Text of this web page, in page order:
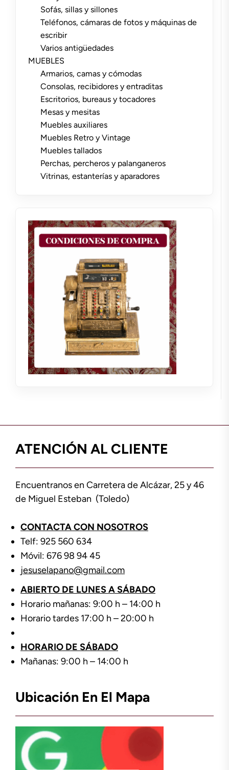
Sofás, sillas y sillones
Teléfonos, cámaras de fotos y máquinas de
escribir
Varios antigüedades
MUEBLES
Armarios, camas y cómodas
Consolas, recibidores y entraditas
Escritorios, bureaus y tocadores
Mesas y mesitas
Muebles auxiliares
Muebles Retro y Vintage
Muebles tallados
Perchas, percheros y palanganeros
Vitrinas, estanterías y aparadores
ATENCIÓN AL CLIENTE
Encuentranos en Carretera de Alcázar, 25 y 46
de Miguel Esteban (Toledo)
CONTACTA CON NOSOTROS
Telf: 925 560 634
Móvil: 676 98 94 45
jesuselapano@gmail.com
ABIERTO DE LUNES A SÁBADO
Horario mañanas: 9:00 h – 14:00 h
Horario tardes 17:00 h – 20:00 h
HORARIO DE SÁBADO
Mañanas: 9:00 h – 14:00 h
Ubicación En El Mapa